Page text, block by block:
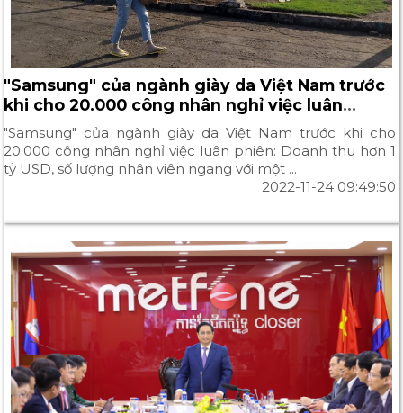
"Samsung" của ngành giày da Việt Nam trước
khi cho 20.000 công nhân nghỉ việc luân
phiên: Doanh thu hơn 1 tỷ USD, số lượng nhân
viên ngang với một KCN
"Samsung" của ngành giày da Việt Nam trước khi cho
20.000 công nhân nghỉ việc luân phiên: Doanh thu hơn 1
tỷ USD, số lượng nhân viên ngang với một ...
2022-11-24 09:49:50